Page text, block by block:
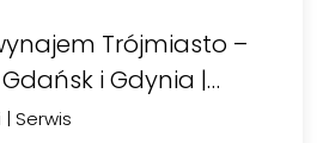
Trójmiasto –
i Gdynia |…
| Serwis